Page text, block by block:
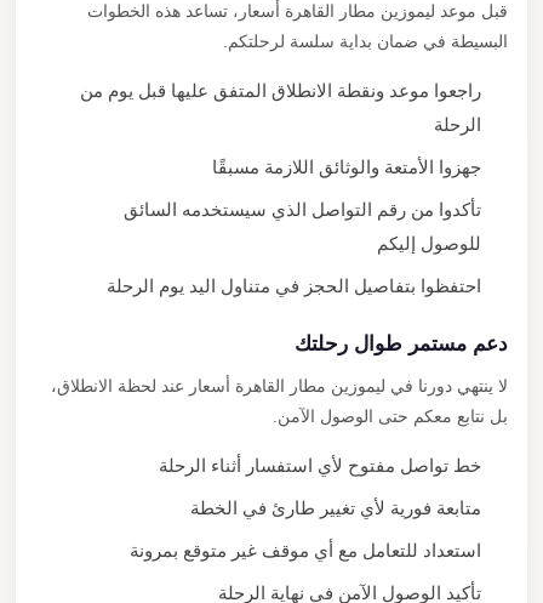
قبل موعد ليموزين مطار القاهرة أسعار، تساعد هذه الخطوات
البسيطة في ضمان بداية سلسة لرحلتكم.
راجعوا موعد ونقطة الانطلاق المتفق عليها قبل يوم من
الرحلة
جهزوا الأمتعة والوثائق اللازمة مسبقًا
تأكدوا من رقم التواصل الذي سيستخدمه السائق
للوصول إليكم
احتفظوا بتفاصيل الحجز في متناول اليد يوم الرحلة
دعم مستمر طوال رحلتك
لا ينتهي دورنا في ليموزين مطار القاهرة أسعار عند لحظة الانطلاق،
بل نتابع معكم حتى الوصول الآمن.
خط تواصل مفتوح لأي استفسار أثناء الرحلة
متابعة فورية لأي تغيير طارئ في الخطة
استعداد للتعامل مع أي موقف غير متوقع بمرونة
تأكيد الوصول الآمن في نهاية الرحلة